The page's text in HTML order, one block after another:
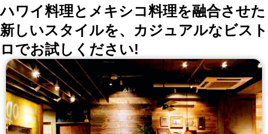
ハワイ料理とメキシコ料理を融合させた
新しいスタイルを、カジュアルなビスト
ロでお試しください!